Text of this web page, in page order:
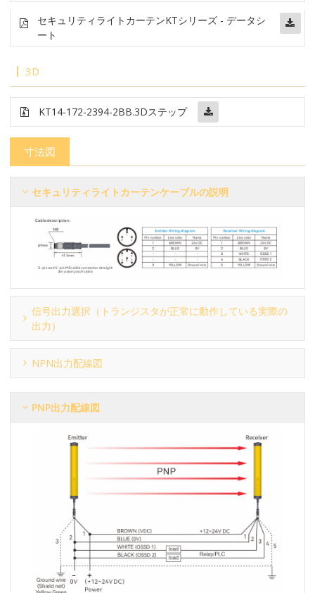
セキュリティライトカーテンKTシリーズ - データシ
ート
3D
KT14-172-2394-2BB.3Dステップ
寸法図
セキュリティライトカーテンケーブルの説明
信号出力選択（トランジスタが正常に動作している実際の
出力）
NPN出力配線図
PNP出力配線図